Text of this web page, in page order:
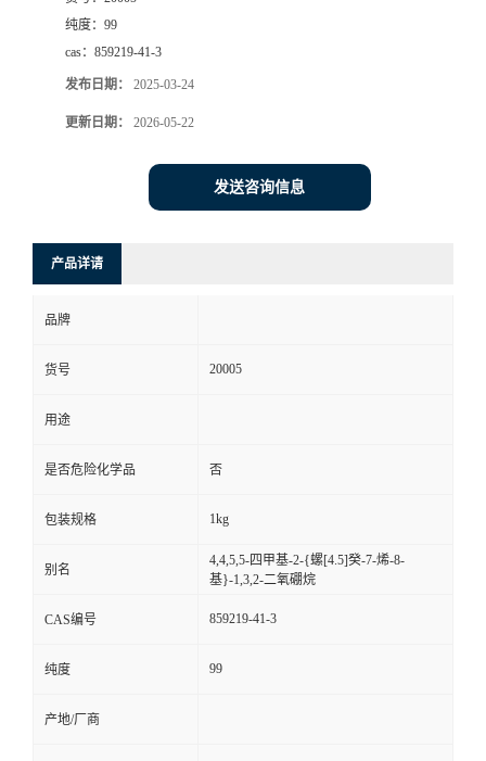
纯度： 99
cas： 859219-41-3
发布日期： 2025-03-24
更新日期： 2026-05-22
发送咨询信息
产品详请
品牌
货号 20005
用途
是否危险化学品 否
包装规格 1kg
别名
4,4,5,5-四甲基-2-{螺[4.5]癸-7-烯-8-
基}-1,3,2-二氧硼烷
CAS编号 859219-41-3
纯度 99
产地/厂商